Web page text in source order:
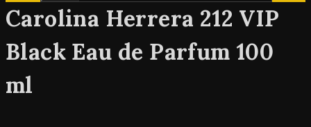
Carolina Herrera 212 VIP
Black Eau de Parfum 100
ml